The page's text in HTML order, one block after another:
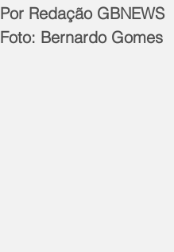
Por Redação GBNEWS
Foto: Bernardo Gomes